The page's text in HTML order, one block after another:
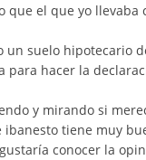
que el que yo
un suelo hipotecario
para hacer la
y mirando si
tiene muy
conocer la